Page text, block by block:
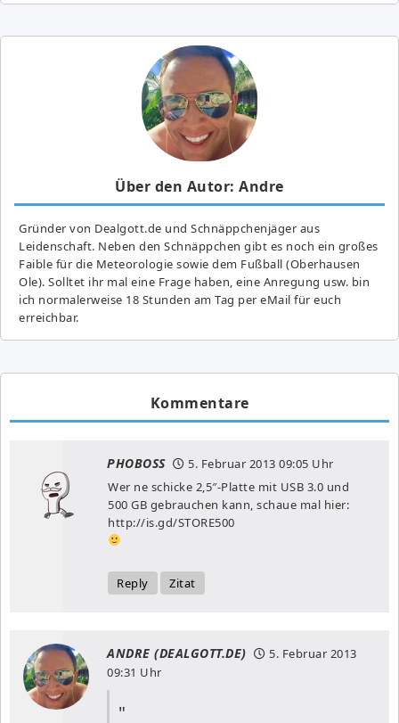
Über den Autor: Andre
Gründer von Dealgott.de und Schnäppchenjäger aus
Leidenschaft. Neben den Schnäppchen gibt es noch ein großes
Fai­ble für die Meteorologie sowie dem Fußball (Oberhausen
Ole). Solltet ihr mal eine Frage haben, eine Anregung usw. bin
ich normalerweise 18 Stunden am Tag per eMail für euch
erreichbar.
Kommentare
PHOBOSS 5. Februar 2013 09:05 Uhr
Wer ne schicke 2,5″-Platte mit USB 3.0 und
500 GB gebrauchen kann, schaue mal hier:
http://is.gd/STORE500
Reply Zitat
ANDRE (DEALGOTT.DE)
5. Februar 2013
09:31 Uhr